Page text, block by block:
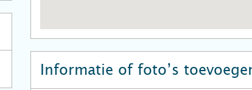
Informatie of foto’s